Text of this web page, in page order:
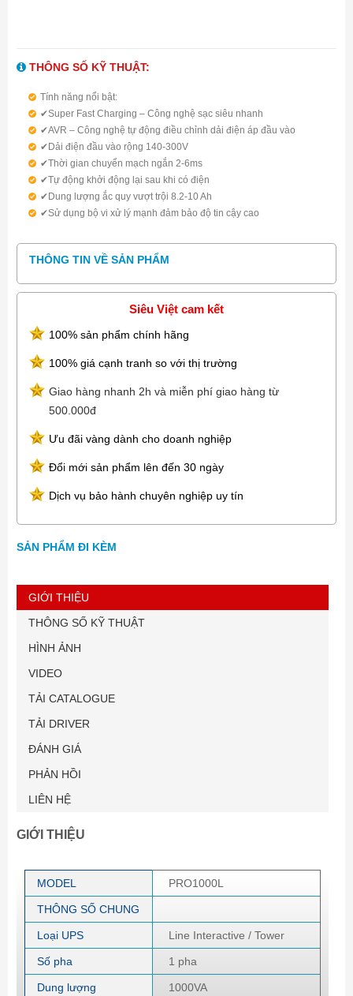
THÔNG SỐ KỸ THUẬT:
Tính năng nổi bật:
✔Super Fast Charging – Công nghệ sạc siêu nhanh
✔AVR – Công nghệ tự động điều chỉnh dải điện áp đầu vào
✔Dải điện đầu vào rộng 140-300V
✔Thời gian chuyển mạch ngắn 2-6ms
✔Tự động khởi động lại sau khi có điện
✔Dung lượng ắc quy vượt trội 8.2-10 Ah
✔Sử dụng bộ vi xử lý mạnh đảm bảo độ tin cậy cao
THÔNG TIN VỀ SẢN PHẨM
Siêu Việt cam kết
100% sản phẩm chính hãng
100% giá cạnh tranh so với thị trường
Giao hàng nhanh 2h và miễn phí giao hàng từ
500.000đ
Ưu đãi vàng dành cho doanh nghiệp
Đổi mới sản phẩm lên đến 30 ngày
Dịch vụ bảo hành chuyên nghiệp uy tín
SẢN PHẨM ĐI KÈM
GIỚI THIỆU
THÔNG SỐ KỸ THUẬT
HÌNH ẢNH
VIDEO
TẢI CATALOGUE
TẢI DRIVER
ĐÁNH GIÁ
PHẢN HỒI
LIÊN HỆ
GIỚI THIỆU
MODEL PRO1000L
THÔNG SỐ CHUNG
Loại UPS Line Interactive / Tower
Số pha 1 pha
Dung lượng 1000VA